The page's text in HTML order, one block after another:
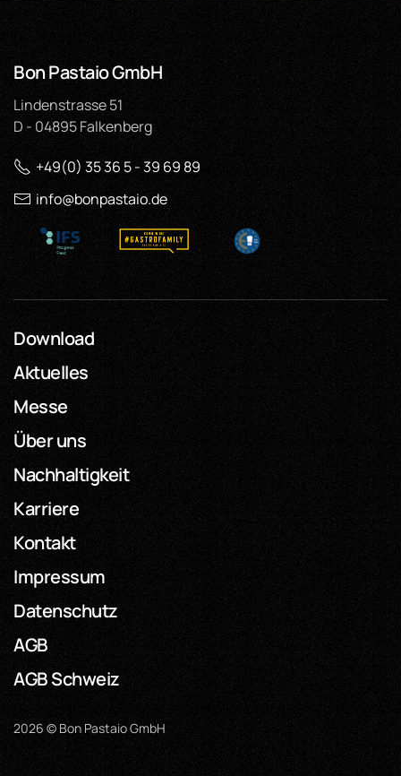
Bon Pastaio GmbH
Lindenstrasse 51
D - 04895 Falkenberg
+49(0) 35 36 5 - 39 69 89
info@bonpastaio.de
Download
Aktuelles
Messe
Über uns
Nachhaltigkeit
Karriere
Kontakt
Impressum
Datenschutz
AGB
AGB Schweiz
2026 © Bon Pastaio GmbH